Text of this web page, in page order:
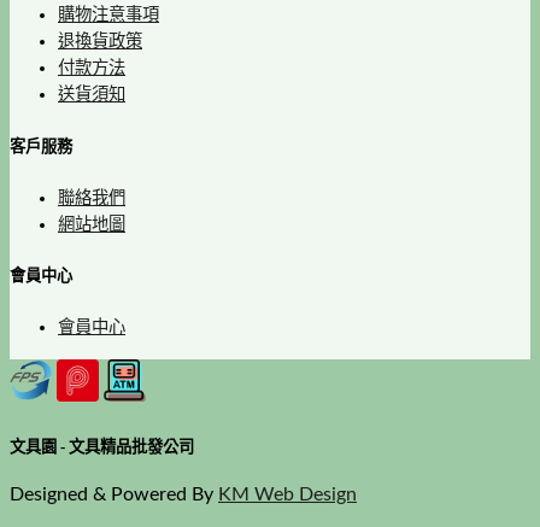
購物注意事項
退換貨政策
付款方法
送貨須知
客戶服務
聯絡我們
網站地圖
會員中心
會員中心
文具園 - 文具精品批發公司
Designed & Powered By KM Web Design